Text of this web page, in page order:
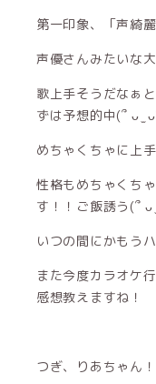
第一印象、「声綺
声優さんみたいな
歌上手そうだなぁ
ずは予想的中(՞ ᴗ
めちゃくちゃに上
性格もめちゃくち
す！！ご飯誘う(՞ ᴗ
いつの間にかもう
また今度カラオケ
感想教えますね！
つぎ、りあちゃん！